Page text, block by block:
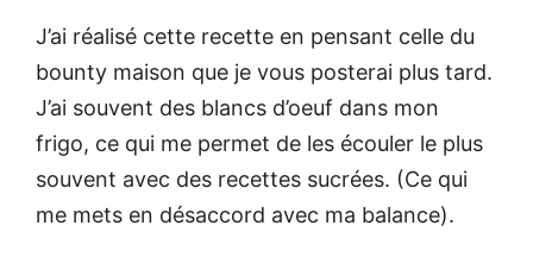
J’ai réalisé cette recette en pensant celle du
bounty maison que je vous posterai plus tard.
J’ai souvent des blancs d’oeuf dans mon
frigo, ce qui me permet de les écouler le plus
souvent avec des recettes sucrées. (Ce qui
me mets en désaccord avec ma balance).